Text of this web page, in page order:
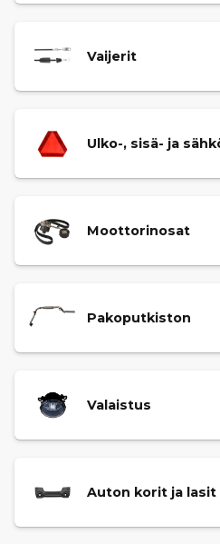
Vaijerit
Ulko-, sisä- ja
Moottorinosat
Pakoputkiston
Valaistus
Auton korit ja lasit